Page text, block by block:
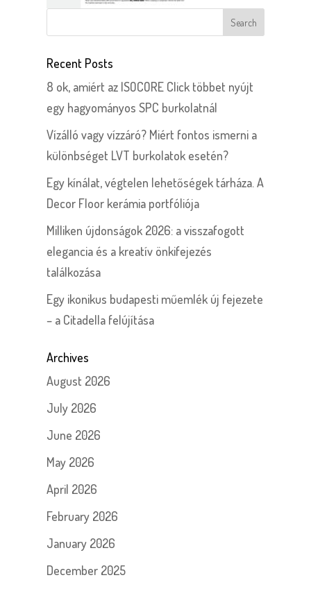
Recent Posts
8 ok, amiért az ISOCORE Click többet nyújt
egy hagyományos SPC burkolatnál
Vízálló vagy vízzáró? Miért fontos ismerni a
különbséget LVT burkolatok esetén?
Egy kínálat, végtelen lehetőségek tárháza. A
Decor Floor kerámia portfóliója
Milliken újdonságok 2026: a visszafogott
elegancia és a kreatív önkifejezés
találkozása
Egy ikonikus budapesti műemlék új fejezete
– a Citadella felújítása
Archives
August 2026
July 2026
June 2026
May 2026
April 2026
February 2026
January 2026
December 2025